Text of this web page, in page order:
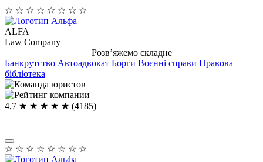
☆ ☆ ☆ ☆ ☆ ☆ ☆ ☆
ALFA
Law Company
Розв’яжемо складне
Банкрутство Автоадвокат Борги Воєнні справи Правова
бібліотека
4,7 ★ ★ ★ ★ ★ (4185)
☆ ☆ ☆ ☆ ☆ ☆ ☆ ☆